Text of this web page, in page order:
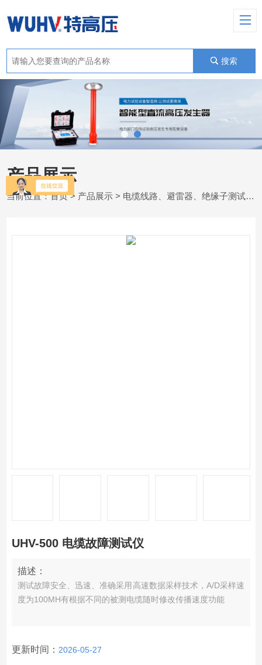
搜索
产品展示
当前位置：首页> 产品展示 > 电缆线路、避雷器、绝缘子测试仪器
UHV-500 电缆故障测试仪
描述：
测试故障安全、迅速、准确采用高速数据采样技术，A/D采样速
度为100MH有根据不同的被测电缆随时修改传播速度功能
更新时间： 2026-05-27